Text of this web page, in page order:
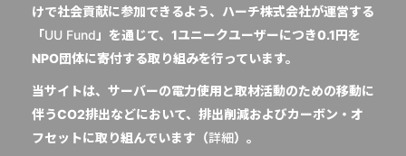
けで社会貢献に参加できるよう、ハーチ株式会社が運営する
「UU Fund 」を通じて、1ユニークユーザーにつき0.1円を
NPO団体に寄付する取り組みを行っています。
当サイトは、サーバーの電力使用と取材活動のための移動に
伴うCO2排出などにおいて、排出削減およびカーボン・オ
フセットに取り組んでいます（詳細）。